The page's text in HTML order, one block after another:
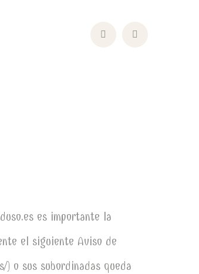
Facebook
es importante la
el siguiente Aviso de
o sus subordinadas queda